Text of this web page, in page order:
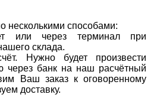
несколькими способами:
или через терминал при
склада.
Нужно будет произвести
через банк на наш расчётный
Ваш заказ к оговоренному
доставку.